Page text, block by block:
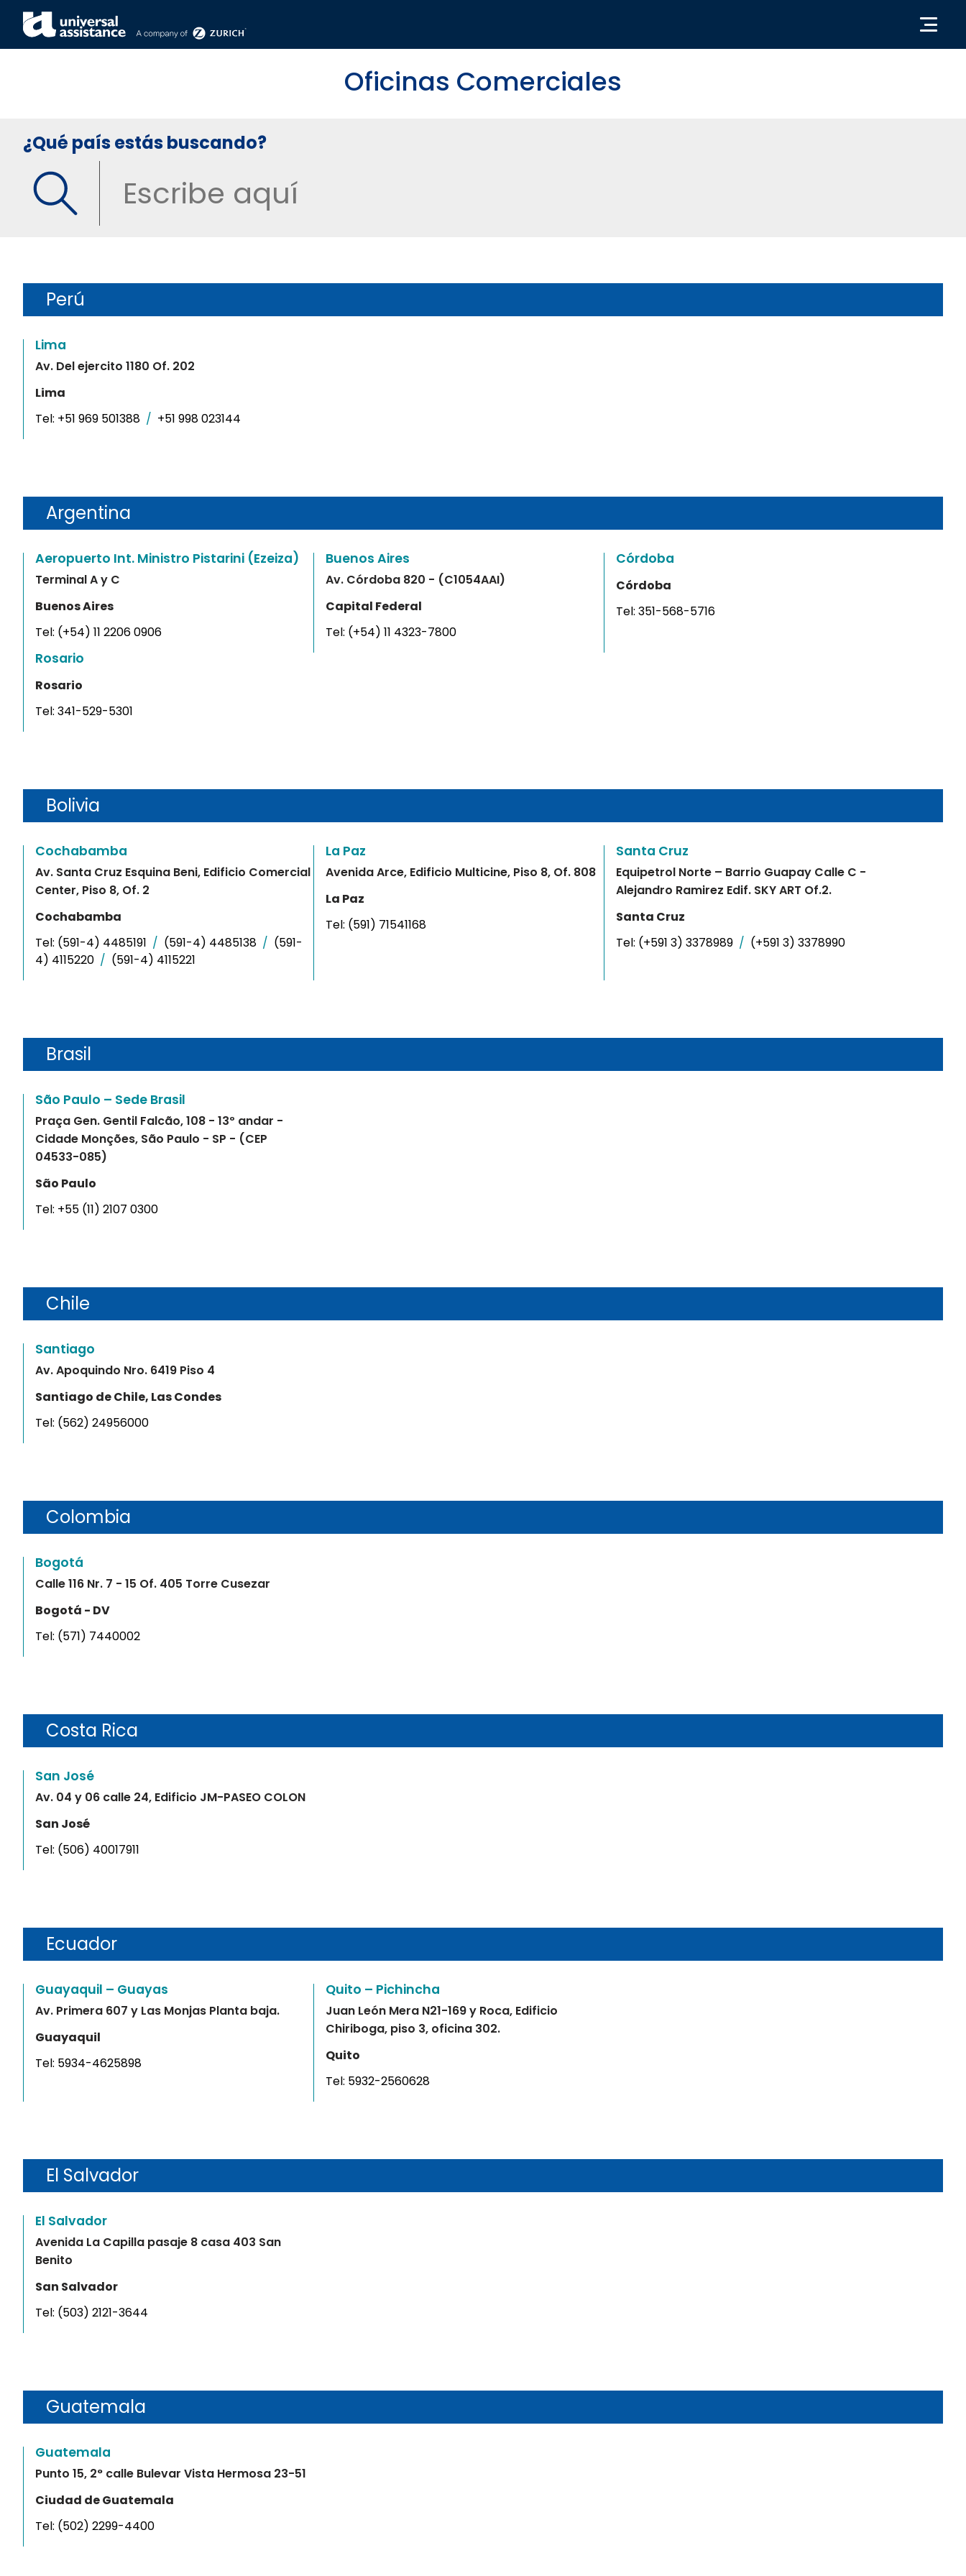
Oficinas Comerciales
¿Qué país estás buscando?
Perú
Lima
Av. Del ejercito 1180 Of. 202
Lima
Tel: +51 969 501388 / +51 998 023144
Argentina
Aeropuerto Int. Ministro Pistarini (Ezeiza)
Terminal A y C
Buenos Aires
Tel: (+54) 11 2206 0906
Buenos Aires
Av. Córdoba 820 - (C1054AAI)
Capital Federal
Tel: (+54) 11 4323-7800
Córdoba
Córdoba
Tel:351-568-5716
Rosario
Rosario
Tel: 341-529-5301
Bolivia
Cochabamba
Av. Santa Cruz Esquina Beni, Edificio Comercial
Center, Piso 8, Of. 2
Cochabamba
Tel: (591-4) 4485191 / (591-4) 4485138 / (591-
4) 4115220 / (591-4) 4115221
La Paz
Avenida Arce, Edificio Multicine, Piso 8, Of. 808
La Paz
Tel: (591) 71541168
Santa Cruz
Equipetrol Norte – Barrio Guapay Calle C -
Alejandro Ramirez Edif. SKY ART Of.2.
Santa Cruz
Tel: (+591 3) 3378989 / (+591 3) 3378990
Brasil
São Paulo – Sede Brasil
Praça Gen. Gentil Falcão, 108 - 13º andar -
Cidade Monções, São Paulo - SP - (CEP
04533-085)
São Paulo
Tel: +55 (11) 2107 0300
Chile
Santiago
Av. Apoquindo Nro. 6419 Piso 4
Santiago de Chile, Las Condes
Tel: (562) 24956000
Colombia
Bogotá
Calle 116 Nr. 7 - 15 Of. 405 Torre Cusezar
Bogotá - DV
Tel: (571) 7440002
Costa Rica
San José
Av. 04 y 06 calle 24, Edificio JM-PASEO COLON
San José
Tel: (506) 40017911
Ecuador
Guayaquil – Guayas
Av. Primera 607 y Las Monjas Planta baja.
Guayaquil
Tel: 5934-4625898
Quito – Pichincha
Juan León Mera N21-169 y Roca, Edificio
Chiriboga, piso 3, oficina 302.
Quito
Tel: 5932-2560628
El Salvador
El Salvador
Avenida La Capilla pasaje 8 casa 403 San
Benito
San Salvador
Tel: (503) 2121-3644
Guatemala
Guatemala
Punto 15, 2° calle Bulevar Vista Hermosa 23-51
Ciudad de Guatemala
Tel: (502) 2299-4400